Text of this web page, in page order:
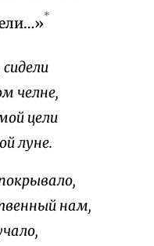
*
челне,
цели
луне.
нам,